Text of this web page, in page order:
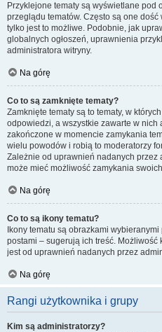
Przyklejone tematy są wyświetlane pod
przeglądu tematów. Często są one
tylko jest to możliwe. Podobnie, jak
globalnych ogłoszeń, uprawnienia
administratora witryny.
Na górę
Co to są zamknięte tematy?
Zamknięte tematy są to tematy, w
odpowiedzi, a wszystkie zawarte w nich
zakończone w momencie zamykania
wielu powodów i robią to moderatorzy
Zależnie od uprawnień nadanych przez
może mieć możliwość zamykania
Na górę
Co to są ikony tematu?
Ikony tematu są obrazkami
postami – sugerują ich treść.
jest od uprawnień nadanych przez
Na górę
Rangi użytkownika i grupy
Kim są administratorzy?